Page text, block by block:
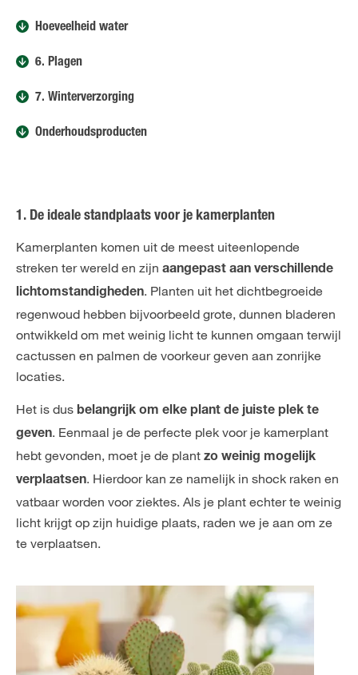
Hoeveelheid water
6. Plagen
7. Winterverzorging
Onderhoudsproducten
1. De ideale standplaats voor je kamerplanten
Kamerplanten komen uit de meest uiteenlopende
streken ter wereld en zijn aangepast aan verschillende
lichtomstandigheden. Planten uit het dichtbegroeide
regenwoud hebben bijvoorbeeld grote, dunnen bladeren
ontwikkeld om met weinig licht te kunnen omgaan terwijl
cactussen en palmen de voorkeur geven aan zonrijke
locaties.
Het is dus belangrijk om elke plant de juiste plek te
geven. Eenmaal je de perfecte plek voor je kamerplant
hebt gevonden, moet je de plant zo weinig mogelijk
verplaatsen. Hierdoor kan ze namelijk in shock raken en
vatbaar worden voor ziektes. Als je plant echter te weinig
licht krijgt op zijn huidige plaats, raden we je aan om ze
te verplaatsen.